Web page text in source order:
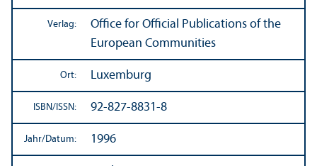
Verlag:
Office for Official Publications of the
European Communities
Ort: Luxemburg
ISBN/ ISSN: 92-827-8831-8
Jahr/Datum: 1996